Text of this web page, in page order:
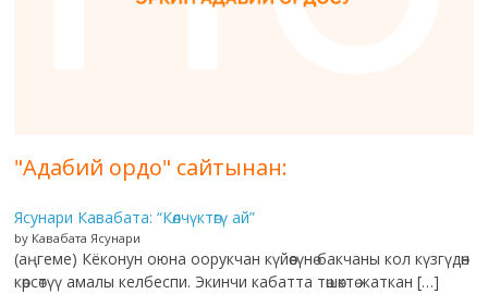
"Адабий ордо" сайтынан:
Ясунари Кавабата: “Көлчүктөгү ай”
by Кавабата Ясунари
(аңгеме) Кёконун оюна оорукчан күйөөсүнө бакчаны кол күзгүдөн
көрсөтүү амалы келбеспи. Экинчи кабатта төшөктө жаткан […]